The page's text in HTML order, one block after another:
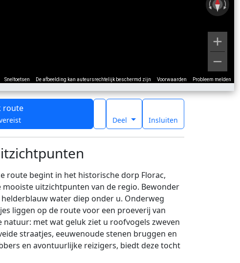
Sneltoetsen De afbeelding kan auteursrechtelijk beschermd zijn Voorwaarden Probleem melden
route
Deel Insluiten
route begint in het historische dorp Florac,
mooiste uitzichtpunten van de regio. Bewonder
water diep onder u. Onderweg
liggen op de route voor een proeverij van
met wat geluk ziet u roofvogels zweven
straatjes, eeuwenoude stenen bruggen en
en avontuurlijke reizigers, biedt deze tocht